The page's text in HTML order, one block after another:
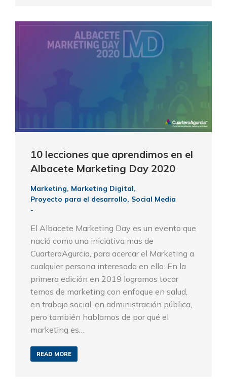
10 lecciones que aprendimos en el
Albacete Marketing Day 2020
Marketing, Marketing Digital,
Proyecto para el desarrollo, Social Media
El Albacete Marketing Day es un evento que
nació como una iniciativa mas de
CuarteroAgurcia, para acercar el Marketing a
cualquier persona interesada en ello. En la
primera edición en 2019 logramos tocar
temas de marketing con enfoque en salud,
en trabajo social, en administración pública,
pero también hablamos de por qué el
marketing es…
READ MORE